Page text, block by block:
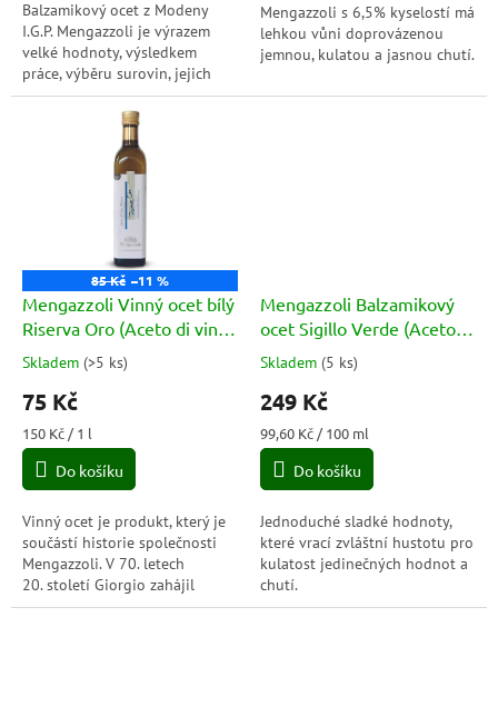
Balzamikový ocet z Modeny
I.G.P. Mengazzoli je výrazem
velké hodnoty, výsledkem
práce, výběru surovin, jejich
přeměny a zušlechťování.
Mengazzoli s 6,5% kyselostí má
lehkou vůni doprovázenou
jemnou, kulatou a jasnou chutí.
tradice Acetificio Mengazzoli
85 Kč –11 %
Mengazzoli Vinný ocet bílý
Riserva Oro (Aceto di vino
bianco) 500ml
Průměrné
produktu
je
5,0
5
hvězdiček.
Skladem (>5 ks)
75 Kč
Měrná
cena:
150 Kč / 1 l
Do košíku
Vinný ocet je produkt, který je
součástí historie společnosti
Mengazzoli. V 70. letech
20. století Giorgio zahájil
novou výrobní linii s touto
Mengazzoli Balzamikový
ocet Sigillo Verde (Aceto
Balsamico di Modena) BIO
IGP 250ml
Průměrné
produktu
je
5,0
5
hvězdiček.
Skladem (5 ks)
249 Kč
Měrná
cena:
99,60 Kč / 100 ml
Do košíku
Jednoduché sladké hodnoty,
které vrací zvláštní hustotu pro
kulatost jedinečných hodnot a
chutí.